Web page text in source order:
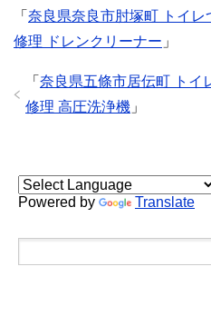
「 奈良県奈良市肘塚町 トイレ
修理 ドレンクリーナー 」
「 奈良県五條市居伝町 トイ
修理 高圧洗浄機 」
Powered by Translate